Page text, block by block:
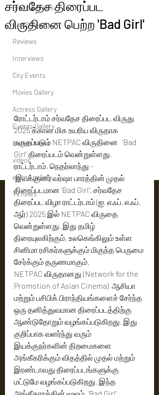
Political News
Tamil News
Reviews
Interviews
City Events
Movies Gallery
Actress Gallery
Events Gallery
Latest News
videos
actors gallery
Tv news
சர்வதேச திரைப்பட
விருதினை பெற்ற 'Bad Girl'
ரோட்டர்டாம் சர்வதேச திரைப்பட விருது
2025 க்கான மிக உயரிய விருதாக
கருதப்படும் NETPAC விருதினை   'Bad
Girl' திரைப்படம் வென்றுள்ளது.
ராட்டர்டாம், நெதர்லாந்து -
இயக்குனர் வர்ஷா பாரத்தின் முதல்
திரைப்படமான 'Bad Girl', சர்வதேச
திரைப்பட விழா ராட்டர்டாம் (ஐ. எஃப். எஃப்.
ஆர்) 2025 இல் NETPAC விருதை
வென்றுள்ளது. இது தமிழ்
திரையுலகிற்கும், உலகெங்கிலும் உள்ள
சினிமா ரசிகர்களுக்கும் மிகுந்த பெருமை
சேர்க்கும் தருணமாகும்.
NETPAC விருதானது (Network for the
Promotion of Asian Cinema)  ஆசியா
மற்றும் பசிபிக் பிராந்தியங்களைச் சேர்ந்த
ஒரு தனித்துவமான திரைப்படத்திற்கு
ஆண்டுதோறும் வழங்கப்படுகிறது. இது
குறிப்பாக வளர்ந்து வரும்
இயக்குநர்களின் திறமைகளை
அங்கீகரிக்கும் விதத்தில் முதல் மற்றும்
இரண்டாவது திரைப்படங்களுக்கு
மட்டுமே வழங்கப்படுகிறது. இந்த
அங்கீகாரத்தின் மூலம், 'Bad Girl'